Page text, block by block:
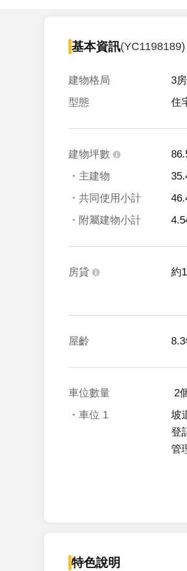
基本資訊(YC1198189)
建物格局
3
型態
住
建物坪數
・主建物
・共同使用小計
・附屬建物小計
房貸 約
屋齡
車位數量
2
・車位 1
坡
登
管
特色說明